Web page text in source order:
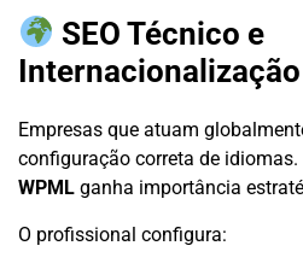
SEO Técnico e
Internacionalização
Empresas que atuam
configuração correta de
WPML ganha importância
O profissional configura: